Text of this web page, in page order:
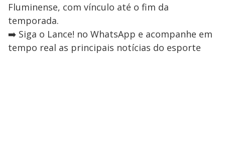
Fluminense, com vínculo até o fim da
temporada.
➡️ Siga o Lance! no WhatsApp e acompanhe em
tempo real as principais notícias do esporte